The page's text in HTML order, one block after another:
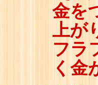
金を
上が
フラ
く金